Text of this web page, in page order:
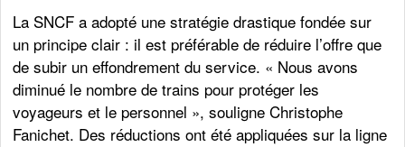
La SNCF a adopté une stratégie drastique fondée sur
un principe clair : il est préférable de réduire l’offre que
de subir un effondrement du service. « Nous avons
diminué le nombre de trains pour protéger les
voyageurs et le personnel », souligne Christophe
Fanichet. Des réductions ont été appliquées sur la ligne